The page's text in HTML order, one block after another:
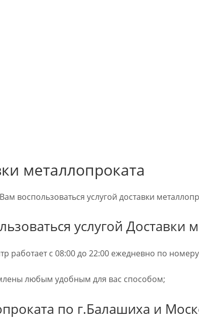
металлопроката
воспользоваться услугой доставки
услугой Доставки
работает с 08:00 до 22:00 ежедневно по
любым удобным для вас способом;
по г.Балашиха и